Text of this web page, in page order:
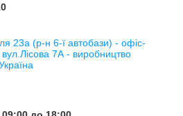
23а (р-н 6-ї автобази) - офіс-
7А - виробництво